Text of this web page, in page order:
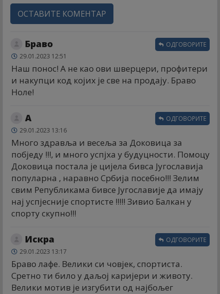
ОСТАВИТЕ КОМЕНТАР
Браво
29.01.2023 12:51
Наш понос! А не као ови шверцери, профитери
и накупци код којих је све на продају. Браво
Ноле!
ОДГОВОРИТЕ
А
29.01.2023 13:16
Много здравља и весеља за Доковица за
побједу !!!, и много успјха у будуцности. Помоцу
Доковица постала је цијела бивса Југославија
популарна , наравно Србија посебно!!! Зелим
свим Републикама бивсе Југославије да имају
нај успјесније спортисте !!!!! Зивио Балкан у
спорту скупно!!!
ОДГОВОРИТЕ
Искра
29.01.2023 13:17
Браво лафе. Велики си човјек, спортиста.
Сретно ти било у даљој каријери и животу.
Велики мотив је изгубити од најбољег
ОДГОВОРИТЕ